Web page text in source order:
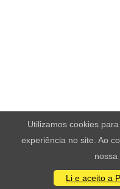
Utilizamos cookies
experiência no site. Ao
nossa
Li e aceito a